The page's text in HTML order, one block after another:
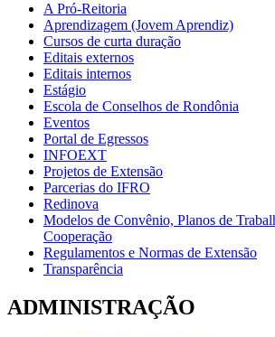
A Pró-Reitoria
Aprendizagem (Jovem Aprendiz)
Cursos de curta duração
Editais externos
Editais internos
Estágio
Escola de Conselhos de Rondônia
Eventos
Portal de Egressos
INFOEXT
Projetos de Extensão
Parcerias do IFRO
Redinova
Modelos de Convênio, Planos de
Cooperação
Regulamentos e Normas de Extensão
Transparência
ADMINISTRAÇÃO